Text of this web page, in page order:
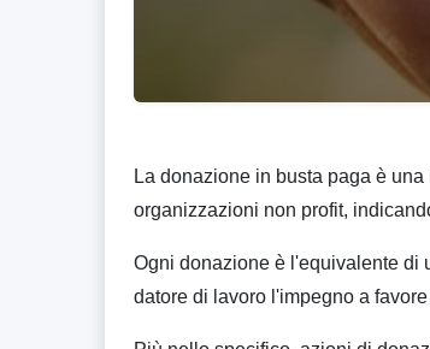
La donazione in busta paga è
organizzazioni non profit,
Ogni donazione è l'equivalente di
datore di lavoro l'impegno a